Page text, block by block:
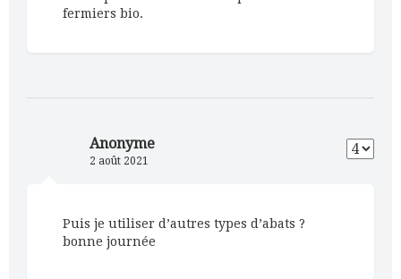
fermiers bio.
Anonyme
2 août 2021
Puis je utiliser d’autres types d’abats ?
bonne journée